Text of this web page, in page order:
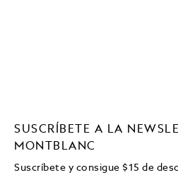
SUSCRÍBETE A LA
MONTBLANC
Suscríbete y consigue $15 de